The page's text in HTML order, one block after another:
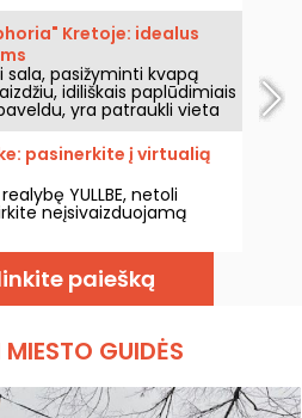
archeologinėmis
todėl lankytojams
Tarp daugybės
"Avra" viešbučiai
ir išskirtine vieta.
Kretoje: idealus
sala, pasižyminti kvapą
idiliškais paplūdimiais
yra patraukli vieta
keliautojams.
pasinerkite į virtualią
YULLBE, netoli
neįsivaizduojamą
paiešką
GUIDĖS